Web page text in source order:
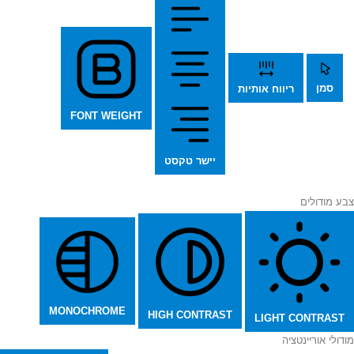
סמן ריווח אותיות
יישר טקסט
FONT WEIGHT
צבע מודולים
LIGHT CONTRAST
HIGH CONTRAST
MONOCHROME
מודולי אוריינטציה